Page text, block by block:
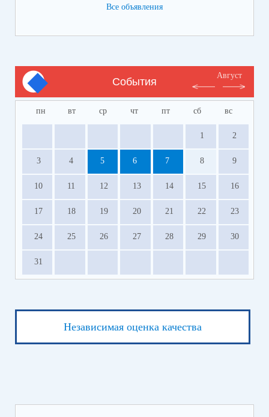
Все объявления
События
Август
пн вт ср чт пт сб вс
1 2
3 4 5 6 7 8 9
10 11 12 13 14 15 16
17 18 19 20 21 22 23
24 25 26 27 28 29 30
31
Независимая оценка качества